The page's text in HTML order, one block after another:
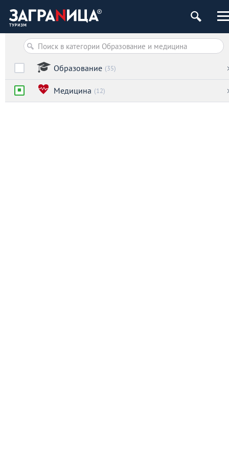
Образование (35)
Медицина (12)